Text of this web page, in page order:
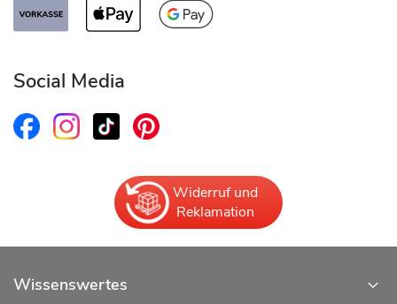
Social Media
Widerruf und
Reklamation
Wissenswertes